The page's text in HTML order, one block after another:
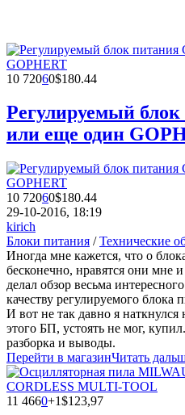
10 72060$180.44
Регулируемый блок
или еще один
10 72060$180.44
29-10-2016, 18:19
kirich
Блоки питания /Технические
Иногда мне кажется, что о
бесконечно, нравятся они мне
делал обзор весьма
качеству регулируемого блока
И вот не так давно я
этого БП, устоять не мог,
разборка и выводы.
Перейти в магазинЧитать
11 4660+1$123,97